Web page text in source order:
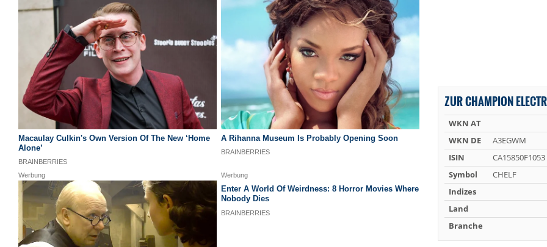
ZUR CHAMPION
WKN AT
WKN DE
A3EGWM
ISIN
CA15850F1053
Symbol
CHELF
Indizes
Land
Branche